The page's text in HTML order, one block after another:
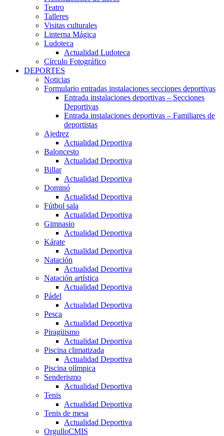
Teatro
Talleres
Visitas culturales
Linterna Mágica
Ludoteca
Actualidad Ludoteca
Círculo Fotográfico
DEPORTES
Noticias
Formulario entradas instalaciones secciones deportivas
Entrada instalaciones deportivas – Secciones
Deportivas
Entrada instalaciones deportivas – Familiares de
deportistas
Ajedrez
Actualidad Deportiva
Baloncesto
Actualidad Deportiva
Billar
Actualidad Deportiva
Dominó
Actualidad Deportiva
Fútbol sala
Actualidad Deportiva
Gimnasio
Actualidad Deportiva
Kárate
Actualidad Deportiva
Natación
Actualidad Deportiva
Natación artística
Actualidad Deportiva
Pádel
Actualidad Deportiva
Pesca
Actualidad Deportiva
Piragüismo
Actualidad Deportiva
Piscina climatizada
Actualidad Deportiva
Piscina olímpica
Senderismo
Actualidad Deportiva
Tenis
Actualidad Deportiva
Tenis de mesa
Actualidad Deportiva
OrgulloCMIS